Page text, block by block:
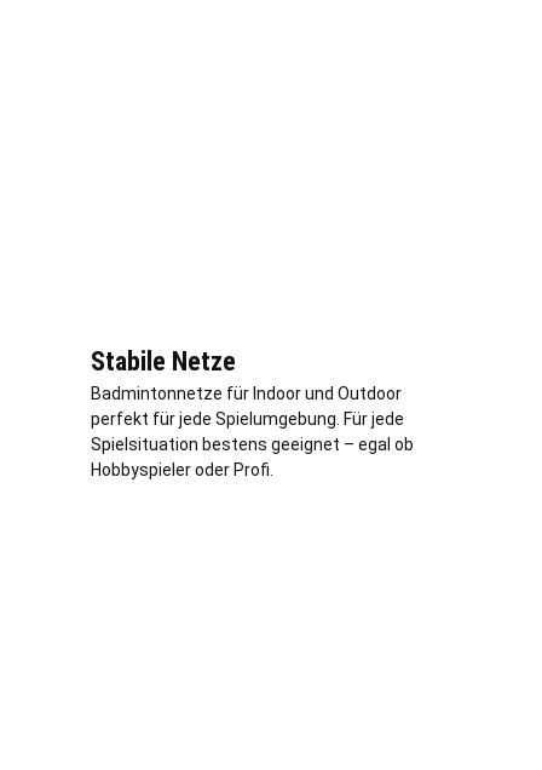
Stabile Netze
Badmintonnetze für Indoor und Outdoor
perfekt für jede Spielumgebung. Für jede
Spielsituation bestens geeignet – egal ob
Hobbyspieler oder Profi.